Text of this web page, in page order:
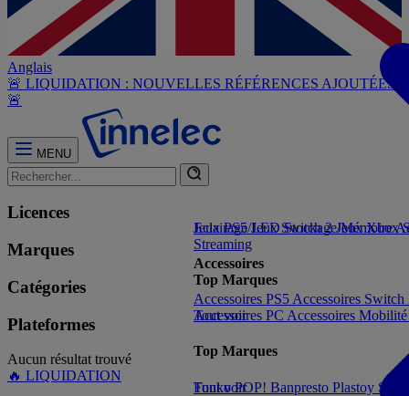
Anglais
🚨 LIQUIDATION : NOUVELLES RÉFÉRENCES AJOUTÉES
🚨
MENU
Licences
Marques
Catégories
Plateformes
Aucun résultat trouvé
🔥 LIQUIDATION
Jeux PS5Jeux Switch 2Jeux Xbox
Accessoires
Accessoires PS5 Accessoires
Accessoires PC Accessoires Mobilité
Top Marques
Tout voir
Funko POP! Banpresto Plastoy Stor
Eclairage/LEDStockage/Mémoire
Streaming
Top Marques
Tout voir